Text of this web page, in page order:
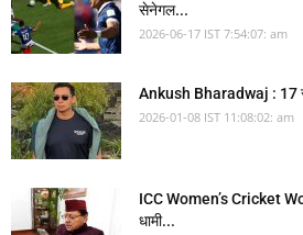
सेनेगल...
2026-06-17 IST 7:54:07: am
Ankush Bharadwaj : 17
2026-01-08 IST 11:08:02: am
ICC Women’s Cricket
धामी...